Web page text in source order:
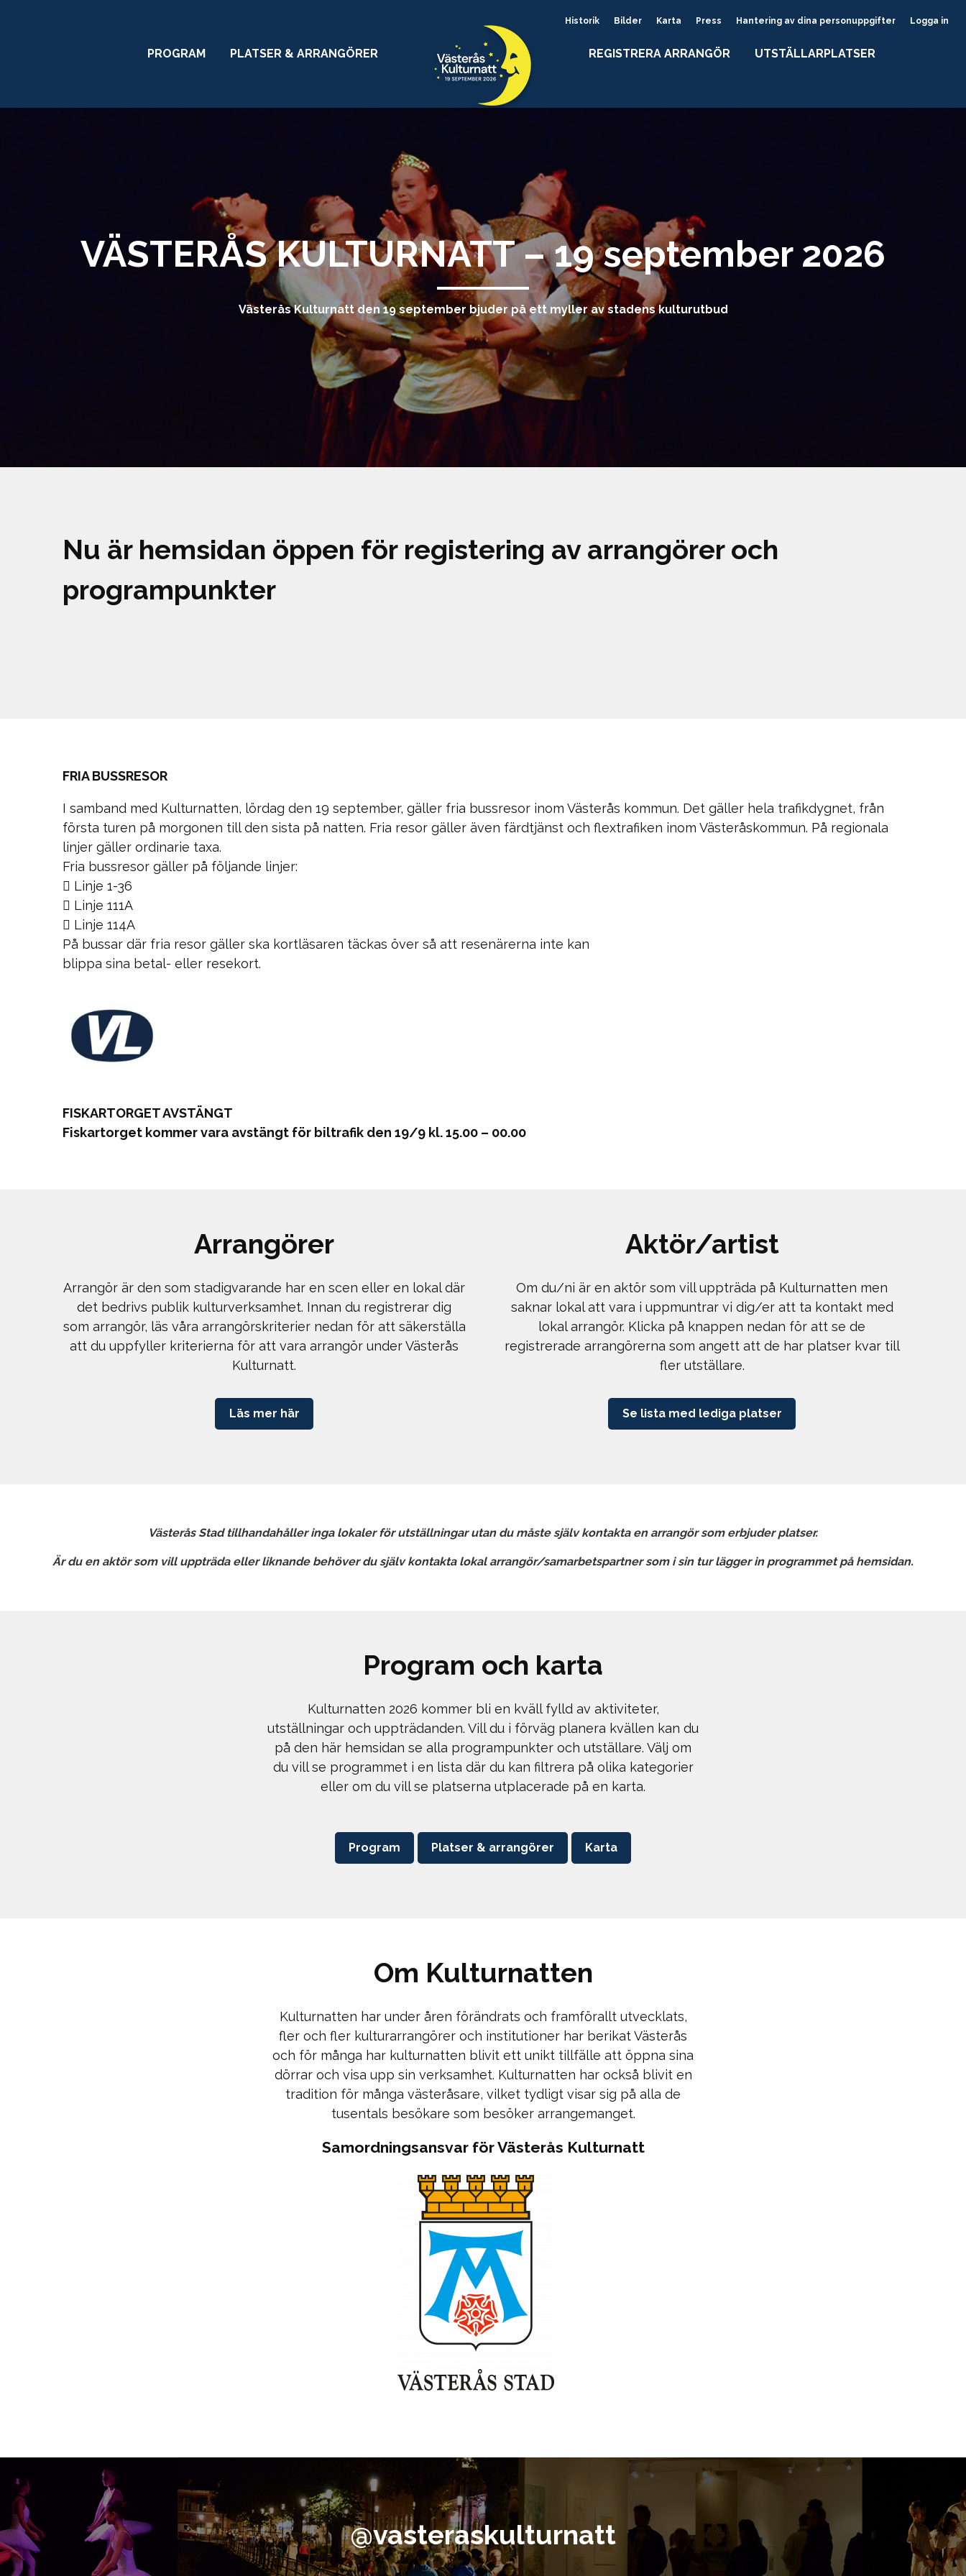
Historik Bilder Karta Press Hantering av dina personuppgifter Logga in
PROGRAM PLATSER & ARRANGÖRER REGISTRERA ARRANGÖR UTSTÄLLARPLATSER
VÄSTERÅS KULTURNATT – 19 september 2026
Västerås Kulturnatt den 19 september bjuder på ett myller av stadens kulturutbud
Nu är hemsidan öppen för registering av arrangörer och
programpunkter
FRIA BUSSRESOR
I samband med Kulturnatten, lördag den 19 september, gäller fria bussresor inom Västerås kommun. Det gäller hela trafikdygnet, från
första turen på morgonen till den sista på natten. Fria resor gäller även färdtjänst och flextrafiken inom Västeråskommun. På regionala
linjer gäller ordinarie taxa.
Fria bussresor gäller på följande linjer:
 Linje 1-36
 Linje 111A
 Linje 114A
På bussar där fria resor gäller ska kortläsaren täckas över så att resenärerna inte kan
blippa sina betal- eller resekort.
FISKARTORGET AVSTÄNGT
Fiskartorget kommer vara avstängt för biltrafik den 19/9 kl. 15.00 – 00.00
Arrangörer
Arrangör är den som stadigvarande har en scen eller en lokal där
det bedrivs publik kulturverksamhet. Innan du registrerar dig
som arrangör, läs våra arrangörskriterier nedan för att säkerställa
att du uppfyller kriterierna för att vara arrangör under Västerås
Kulturnatt.
Läs mer här
Aktör/artist
Om du/ni är en aktör som vill uppträda på Kulturnatten men
saknar lokal att vara i uppmuntrar vi dig/er att ta kontakt med
lokal arrangör. Klicka på knappen nedan för att se de
registrerade arrangörerna som angett att de har platser kvar till
fler utställare.
Se lista med lediga platser
Västerås Stad tillhandahåller inga lokaler för utställningar utan du måste själv kontakta en arrangör som erbjuder platser.
Är du en aktör som vill uppträda eller liknande behöver du själv kontakta lokal arrangör/samarbetspartner som i sin tur lägger in programmet på hemsidan.
Program och karta
Kulturnatten 2026 kommer bli en kväll fylld av aktiviteter,
utställningar och uppträdanden. Vill du i förväg planera kvällen kan du
på den här hemsidan se alla programpunkter och utställare. Välj om
du vill se programmet i en lista där du kan filtrera på olika kategorier
eller om du vill se platserna utplacerade på en karta.
Program Platser & arrangörer Karta
Om Kulturnatten
Kulturnatten har under åren förändrats och framförallt utvecklats,
fler och fler kulturarrangörer och institutioner har berikat Västerås
och för många har kulturnatten blivit ett unikt tillfälle att öppna sina
dörrar och visa upp sin verksamhet. Kulturnatten har också blivit en
tradition för många västeråsare, vilket tydligt visar sig på alla de
tusentals besökare som besöker arrangemanget.
Samordningsansvar för Västerås Kulturnatt
@vasteraskulturnatt